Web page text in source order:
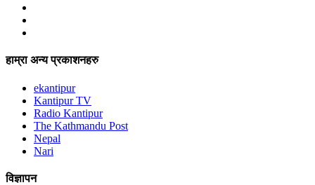
हाम्रा अन्य प्रकाशनहरु
ekantipur
Kantipur TV
Radio Kantipur
The Kathmandu Post
Nepal
Nari
विज्ञापन